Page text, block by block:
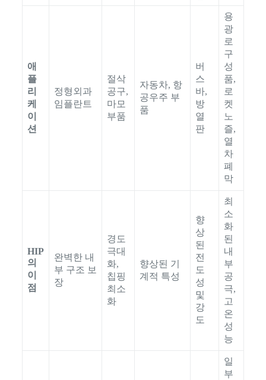
애
플
리
케
이
션
정형외과
임플란트
절삭
공구,
마모
부품
자동차, 항
공우주 부
품
버
스
바,
방
열
판
용
광
로
구
성
품,
로
켓
노
즐,
열
차
폐
막
HIP
의
이
점
완벽한 내
부 구조 보
장
경도
극대
화,
칩핑
최소
화
향상된 기
계적 특성
향
상
된
전
도
성
및
강
도
최
소
화
된
내
부
공
극,
고
온
성
능
일
부